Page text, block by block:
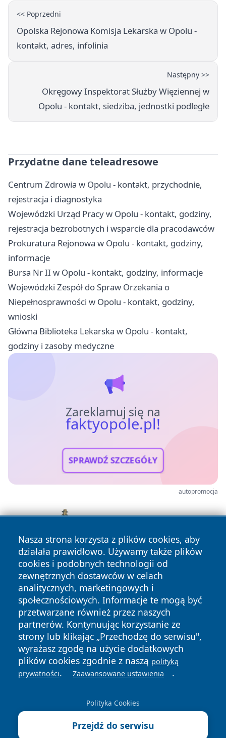
<< Poprzedni
Opolska Rejonowa Komisja Lekarska w Opolu -
kontakt, adres, infolinia
Następny >>
Okręgowy Inspektorat Służby Więziennej w
Opolu - kontakt, siedziba, jednostki podległe
Przydatne dane teleadresowe
Centrum Zdrowia w Opolu - kontakt, przychodnie,
rejestracja i diagnostyka
Wojewódzki Urząd Pracy w Opolu - kontakt, godziny,
rejestracja bezrobotnych i wsparcie dla pracodawców
Prokuratura Rejonowa w Opolu - kontakt, godziny,
informacje
Bursa Nr II w Opolu - kontakt, godziny, informacje
Wojewódzki Zespół do Spraw Orzekania o
Niepełnosprawności w Opolu - kontakt, godziny,
wnioski
Główna Biblioteka Lekarska w Opolu - kontakt,
godziny i zasoby medyczne
Zareklamuj się na
faktyopole.pl!
SPRAWDŹ SZCZEGÓŁY
autopromocja
Nasza strona korzysta z plików cookies, aby
działała prawidłowo. Używamy także plików
cookies i podobnych technologii od
zewnętrznych dostawców w celach
analitycznych, marketingowych i
społecznościowych. Informacje te mogą być
przetwarzane również przez naszych
partnerów. Kontynuując korzystanie ze
strony lub klikając „Przechodzę do serwisu",
wyrażasz zgodę na użycie dodatkowych
plików cookies zgodnie z naszą polityką
prywatności. Zaawansowane ustawienia .
Polityka Cookies
Przejdź do serwisu
Copyright © 2026 faktyopole.pl Wszystkie prawa zastrzeżone.
News Autorzy
Polityka
Prywatności
Polityka
Cookies